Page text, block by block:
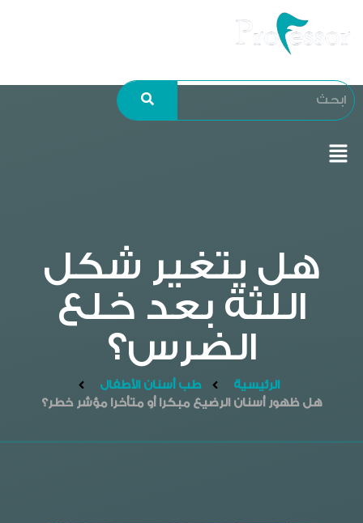
هل يتغير شكل
اللثة بعد خلع
الضرس؟
الرئيسية
طب أسنان الأطفال
هل ظهور أسنان الرضيع مبكرا أو متأخرا مؤشر خطر؟